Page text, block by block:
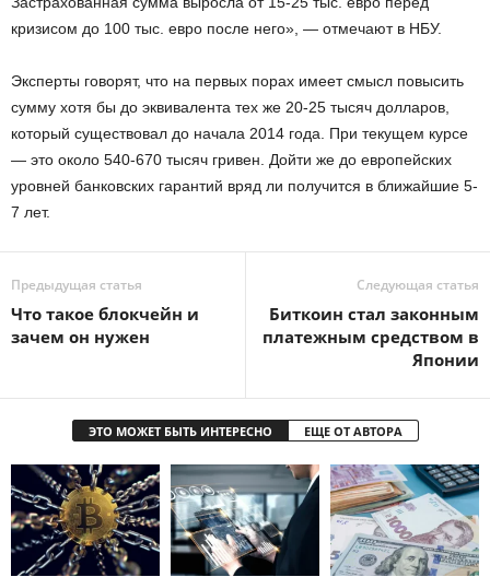
кризисом до 100 тыс. евро после него», — отмечают в НБУ.
Эксперты говорят, что на первых порах имеет смысл повысить
сумму хотя бы до эквивалента тех же 20-25 тысяч долларов,
который существовал до начала 2014 года. При текущем курсе
— это около 540-670 тысяч гривен. Дойти же до европейских
уровней банковских гарантий вряд ли получится в ближайшие 5-
7 лет.
Предыдущая статья
Что такое блокчейн и
зачем он нужен
Следующая статья
Биткоин стал законным
платежным средством в
Японии
ЭТО МОЖЕТ БЫТЬ ИНТЕРЕСНО ЕЩЕ ОТ АВТОРА